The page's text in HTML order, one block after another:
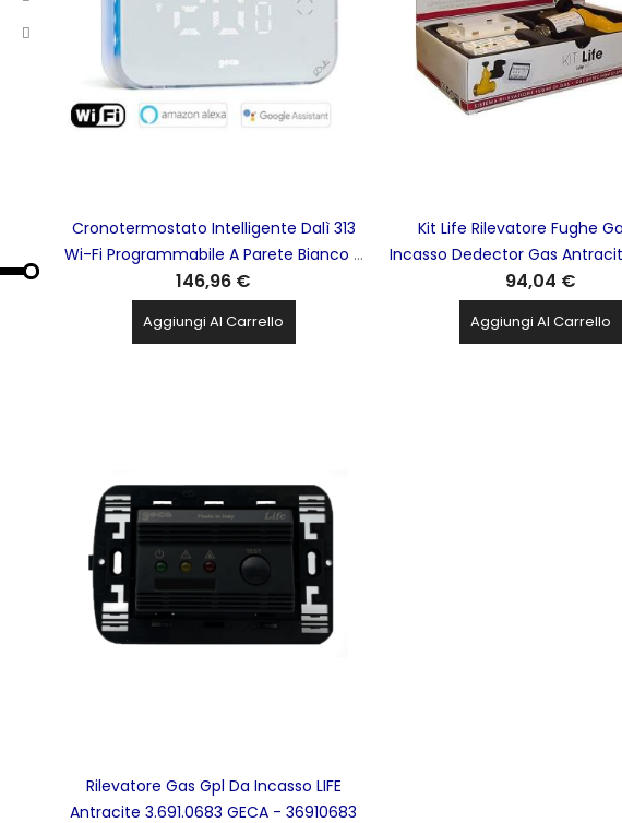
Cronotermostato Intelligente Dalì 313
Wi-Fi Programmabile A Parete Bianco A
Led GECA - 33132674
146,96 €
Aggiungi Al Carrello
Kit Life Rilevatore Fughe
Incasso Dedector Gas
36671126
94,04 €
Aggiungi Al Carrello
Rilevatore Gas Gpl Da Incasso LIFE
Antracite 3.691.0683 GECA - 36910683